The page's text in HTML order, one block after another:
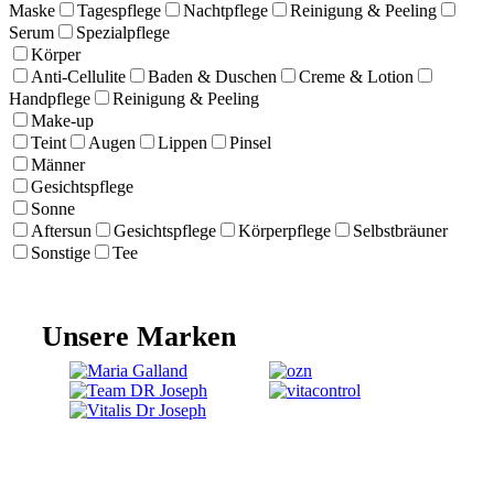
Maske
Tagespflege Nachtpflege
Reinigung & Peeling
Serum
Spezialpflege
Körper
Anti-Cellulite
Baden & Duschen
Creme & Lotion
Handpflege
Reinigung & Peeling
Make-up
Teint
Augen Lippen
Pinsel
Männer
Gesichtspflege
Sonne
Aftersun
Gesichtspflege Körperpflege
Selbstbräuner
Sonstige
Tee
Unsere Marken